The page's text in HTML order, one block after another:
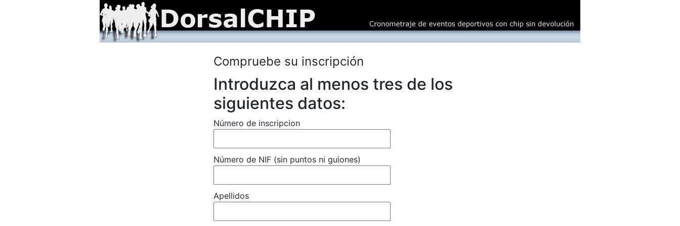
Compruebe su inscripción
Introduzca al menos tres de los
siguientes datos:
Número de inscripcion
Número de NIF (sin puntos ni guiones)
Apellidos